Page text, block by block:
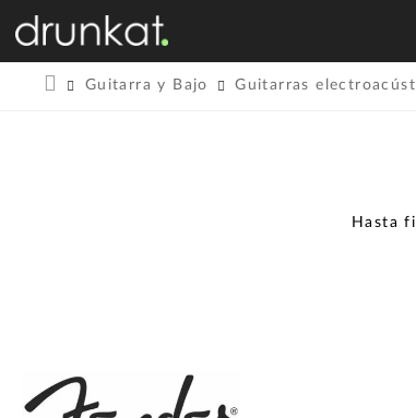
Guitarra y Bajo Guitarras
Hasta